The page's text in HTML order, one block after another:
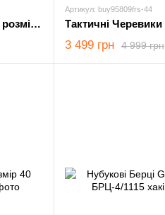
Нубукові Берці Combination койот розмір 40
Артикул: buy95809frs-44
4 999 грн
3 499 грн